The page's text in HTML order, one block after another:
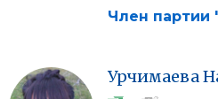
Член партии
Урчимаева